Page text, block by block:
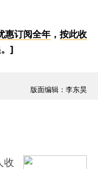
惠订阅全年， 按此收
。]
版面编辑：李东昊
收